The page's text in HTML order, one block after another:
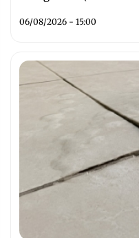
06/08/2026 - 15:00